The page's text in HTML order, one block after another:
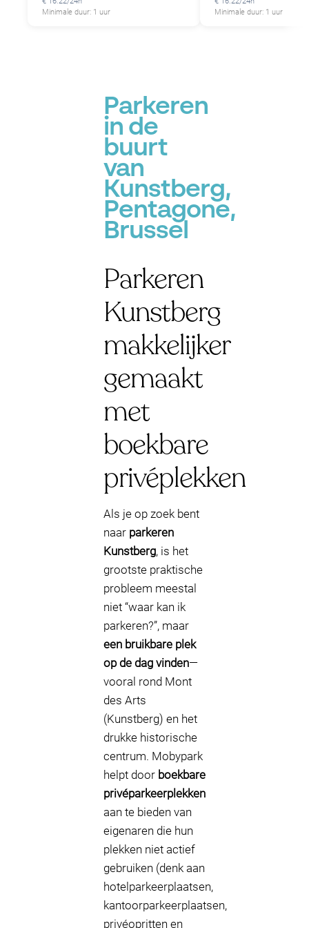
Minimale duur: 1 uur
Minimale duur: 1 uur
Parkeren
in de
buurt
van
Kunstberg,
Pentagone,
Brussel
Parkeren
Kunstberg
makkelijker
gemaakt
met
boekbare
privéplekken
Als je op zoek bent
naar parkeren
Kunstberg, is het
grootste praktische
probleem meestal
niet “waar kan ik
parkeren?”, maar
een bruikbare plek
op de dag vinden—
vooral rond Mont
des Arts
(Kunstberg) en het
drukke historische
centrum. Mobypark
helpt door boekbare
privéparkeerplekken
aan te bieden van
eigenaren die hun
plekken niet actief
gebruiken (denk aan
hotelparkeerplaatsen,
kantoorparkeerplaatsen,
privéopritten en